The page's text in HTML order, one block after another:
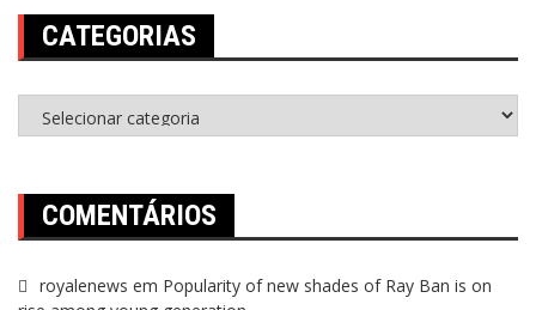
CATEGORIAS
COMENTÁRIOS
royalenews em Popularity of new shades of Ray Ban is on